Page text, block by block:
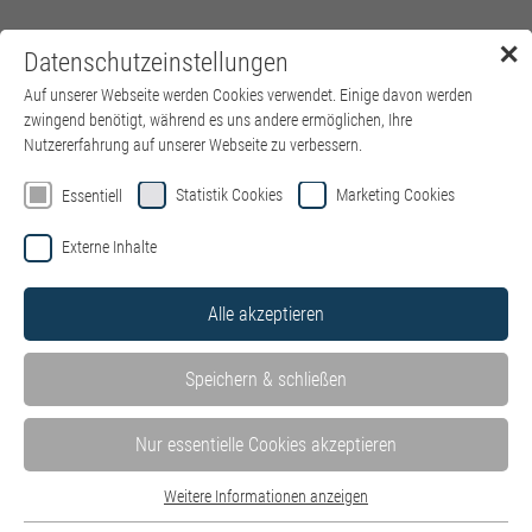
Menü
✕
Datenschutzeinstellungen
Auf unserer Webseite werden Cookies verwendet. Einige davon werden
zwingend benötigt, während es uns andere ermöglichen, Ihre
Nutzererfahrung auf unserer Webseite zu verbessern.
Essentiell Statistik Cookies Marketing Cookies
Externe Inhalte
Alle akzeptieren
Speichern & schließen
Nur essentielle Cookies akzeptieren
Weitere Informationen anzeigen